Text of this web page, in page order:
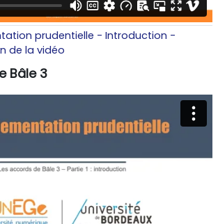
prudentielle - Introduction -
de la vidéo
Bâle 3